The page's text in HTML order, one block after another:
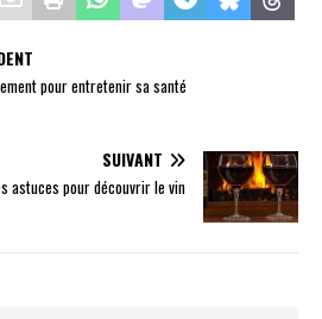
pour entretenir sa santé
SUIVANT
astuces pour découvrir le vin